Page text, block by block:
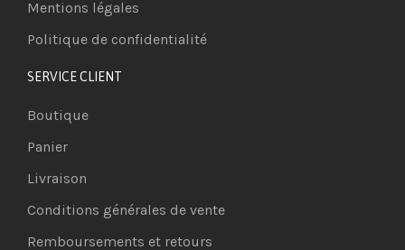
Mentions légales
Politique de confidentialité
SERVICE CLIENT
Boutique
Panier
Livraison
Conditions générales de vente
Remboursements et retours